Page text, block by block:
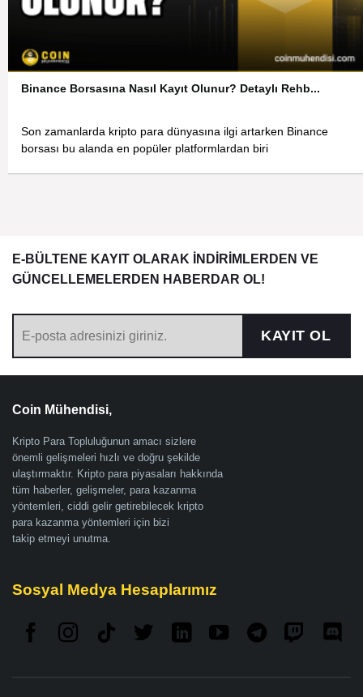
Binance Borsasına Nasıl Kayıt Olunur? Detaylı Rehb...
Son zamanlarda kripto para dünyasına ilgi artarken Binance
borsası bu alanda en popüler platformlardan biri
E-BÜLTENE KAYIT OLARAK İNDİRİMLERDEN VE
GÜNCELLEMELERDEN HABERDAR OL!
KAYIT OL
Coin Mühendisi,
Kripto Para Topluluğunun amacı sizlere
önemli gelişmeleri hızlı ve doğru şekilde
ulaştırmaktır. Kripto para piyasaları hakkında
tüm haberler, gelişmeler, para kazanma
yöntemleri, ciddi gelir getirebilecek kripto
para kazanma yöntemleri için bizi
takip etmeyi unutma.
Sosyal Medya Hesaplarımız